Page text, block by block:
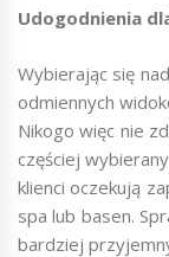
Udogodnienia
Wybierając się
odmiennych
Nikogo więc nie
częściej
klienci oczekują
spa lub basen.
bardziej